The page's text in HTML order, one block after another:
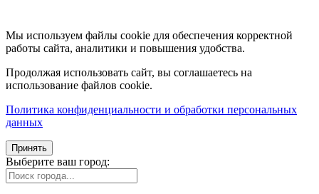
Мы используем файлы cookie для обеспечения корректной
работы сайта, аналитики и повышения удобства.
Продолжая использовать сайт, вы соглашаетесь на
использование файлов cookie.
Политика конфиденциальности и обработки персональных
данных
Принять
Выберите ваш город: